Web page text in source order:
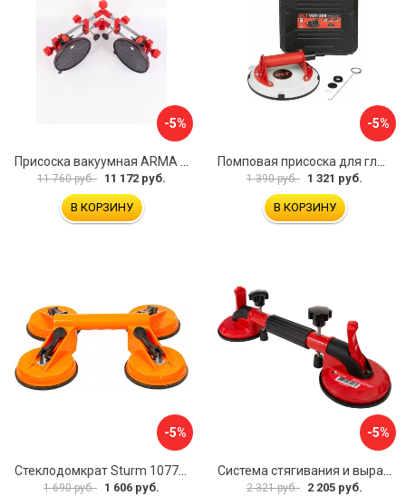
-5%
Присоска вакуумная ARMA P625A
11 760 руб. 11 172 руб.
В КОРЗИНУ
-5%
Помповая присоска для гладкой и шероховатой плитки DLT VST-209 1114
1 390 руб. 1 321 руб.
В КОРЗИНУ
-5%
1 690 руб. 1 606 руб.
-5%
2 321 руб. 2 205 руб.